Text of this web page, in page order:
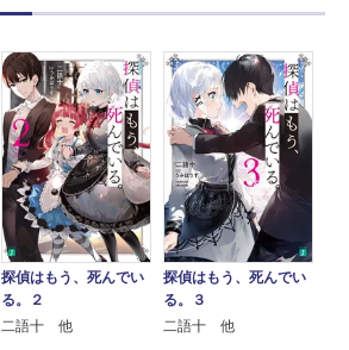
探偵はもう、死んでい
る。２
二語十 他
探偵はもう、死んでい
る。３
二語十 他